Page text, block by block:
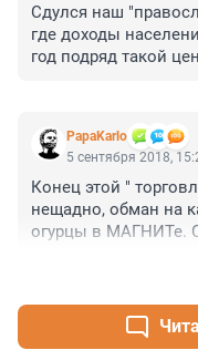
Сдулся наш
где доходы
год подряд такой
PapaKarlo
5 сентября 2018,
Конец этой "
нещадно, обман на
огурцы в МАГНИТе.